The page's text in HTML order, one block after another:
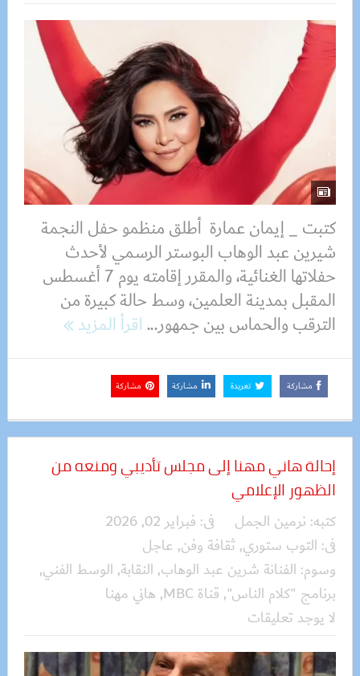
كتبت _ إيمان عمارة أطلق منظمو حفل النجمة
شيرين عبد الوهاب البوستر الرسمي لأحدث
حفلاتها الغنائية، والمقرر إقامته يوم 7 أغسطس
المقبل بمدينة العلمين، وسط حالة كبيرة من
الترقب والحماس بين جمهور...اقرأ المزيد
مشاركة تغريدة مشاركة مشاركة
إحالة هاني مهنا إلى مجلس تأديبي ومنعه من
الظهور الإعلامي
كتبه: نرمين الجمل فى: فبراير 02, 2026
فى: التوب ستوري, ثقافة وفن, عاجل
وسوم: الفنانة شرين عبد الوهاب, النقابة, الوسط الفني,
برنامج "كلام الناس", قناة MBC , هاني مهنا
لا يوجد تعليقات